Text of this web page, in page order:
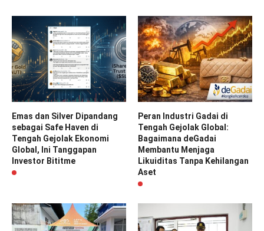
Emas dan Silver Dipandang
sebagai Safe Haven di
Tengah Gejolak Ekonomi
Global, Ini Tanggapan
Investor Bititme
Peran Industri Gadai di
Tengah Gejolak Global:
Bagaimana deGadai
Membantu Menjaga
Likuiditas Tanpa Kehilangan
Aset